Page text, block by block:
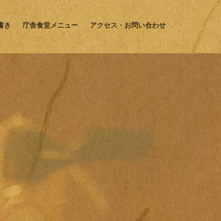
き 庁舎食堂メニュー アクセス・お問い合わせ